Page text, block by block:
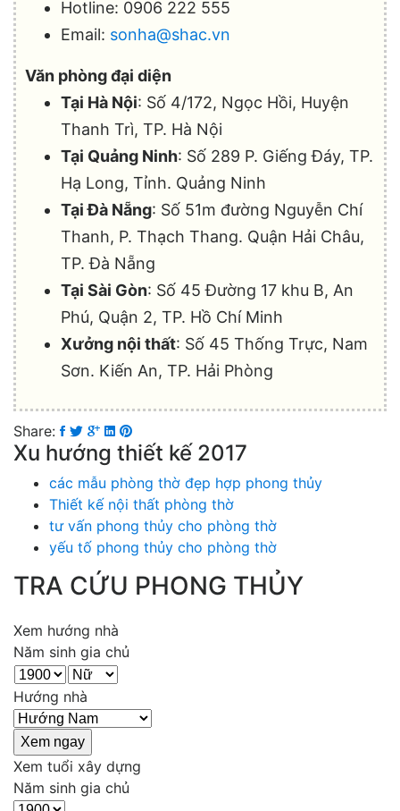
Hotline: 0906 222 555
Email: sonha@shac.vn
Văn phòng đại diện
Tại Hà Nội: Số 4/172, Ngọc Hồi, Huyện
Thanh Trì, TP. Hà Nội
Tại Quảng Ninh: Số 289 P. Giếng Đáy, TP.
Hạ Long, Tỉnh. Quảng Ninh
Tại Đà Nẵng: Số 51m đường Nguyễn Chí
Thanh, P. Thạch Thang. Quận Hải Châu,
TP. Đà Nẵng
Tại Sài Gòn: Số 45 Đường 17 khu B, An
Phú, Quận 2, TP. Hồ Chí Minh
Xưởng nội thất: Số 45 Thống Trực, Nam
Sơn. Kiến An, TP. Hải Phòng
Share:
Xu hướng thiết kế 2017
các mẫu phòng thờ đẹp hợp phong thủy
Thiết kế nội thất phòng thờ
tư vấn phong thủy cho phòng thờ
yếu tố phong thủy cho phòng thờ
TRA CỨU PHONG THỦY
Xem hướng nhà
Năm sinh gia chủ
Hướng nhà
Xem tuổi xây dựng
Năm sinh gia chủ